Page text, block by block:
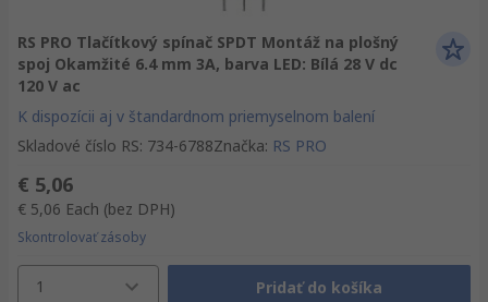
RS PRO Tlačítkový spínač SPDT Montáž na plošný
spoj Okamžité 6.4 mm 3A, barva LED: Bílá 28 V dc
120 V ac
K dispozícii aj v štandardnom priemyselnom balení
Skladové číslo RS: 734-6788Značka: RS PRO
€ 5,06
€ 5,06 Each (bez DPH)
Skontrolovať zásoby
1 Pridať do košíka